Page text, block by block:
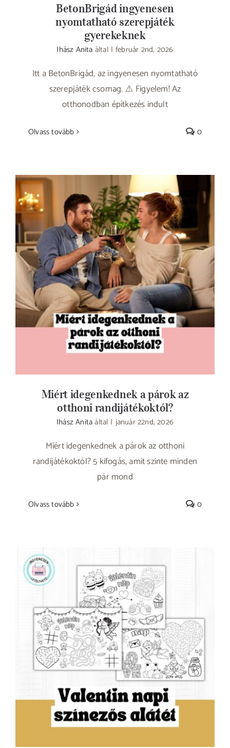
BetonBrigád ingyenesen
nyomtatható szerepjáték
gyerekeknek
Ihász Anita által | február 2nd, 2026
Itt a BetonBrigád, az ingyenesen nyomtatható
szerepjáték csomag. ⚠️ Figyelem! Az
otthonodban építkezés indult
Olvass tovább 0
Miért idegenkednek a párok az otthoni
randijátékoktól?
Miért idegenkednek a párok az
otthoni randijátékoktól?
Ihász Anitaáltal | január 22nd, 2026
Miért idegenkednek a párok az otthoni
randijátékoktól? 5 kifogás, amit szinte minden
pár mond
Olvass tovább 0
Valentin napi színezhető tányéralátétek -
ingyenesen nyomtatható-